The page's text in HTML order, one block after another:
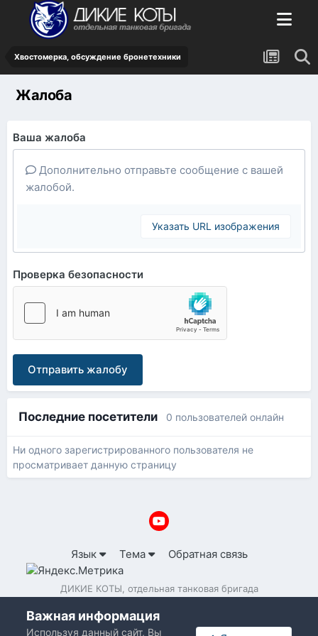
Хвостомерка, обсуждение бронетехники
Жалоба
Ваша жалоба
Дополнительно отправьте сообщение с вашей
жалобой.
Указать URL изображения
Проверка безопасности
Отправить жалобу
Последние посетители 0 пользователей онлайн
Ни одного зарегистрированного пользователя не
просматривает данную страницу
Язык Тема Обратная связь
ДИКИЕ КОТЫ, отдельная танковая бригада
Важная информация
Используя данный сайт, Вы